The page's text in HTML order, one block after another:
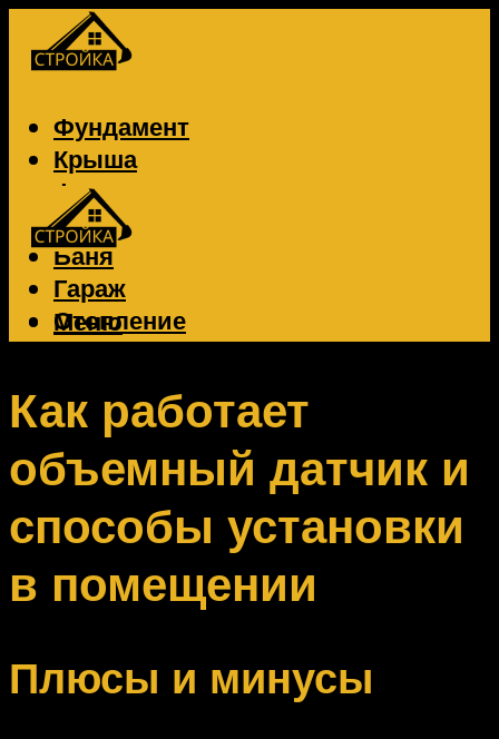
Фундамент
Крыша
Фасад
Забор
Баня
Гараж
Отопление
Вентиляция
Меню
Меню
Как работает
объемный датчик и
способы установки
в помещении
Плюсы и минусы